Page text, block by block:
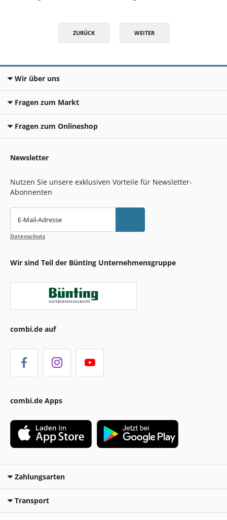
ZURÜCK WEITER
Wir über uns
Fragen zum Markt
Fragen zum Onlineshop
Newsletter
Nutzen Sie unsere exklusiven Vorteile für Newsletter-
Abonnenten
E-Mail-Adresse
Datenschutz
Wir sind Teil der Bünting Unternehmensgruppe
combi.de auf
combi.de Apps
Zahlungsarten
Transport